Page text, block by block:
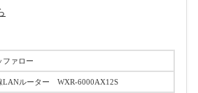
ファロー
LANルーター WXR-6000AX12S